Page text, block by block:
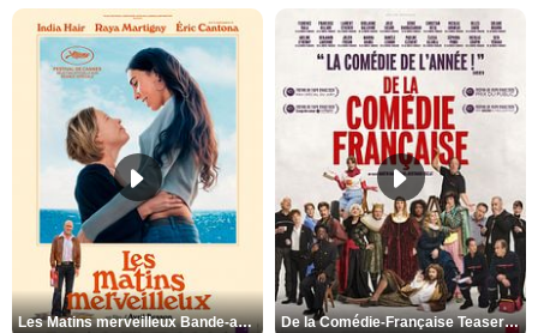
Les Matins merveilleux Bande-annonce VF De la Comédie-Française Teaser VF